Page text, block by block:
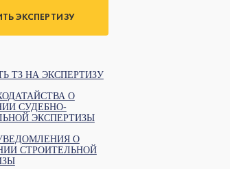
ЭКСПЕРТИЗУ
ТЗ НА ЭКСПЕРТИЗУ
О
СУДЕБНО-
ЭКСПЕРТИЗЫ
О
СТРОИТЕЛЬНОЙ